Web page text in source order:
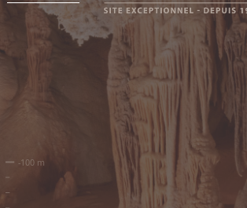
Préparer ma
visite